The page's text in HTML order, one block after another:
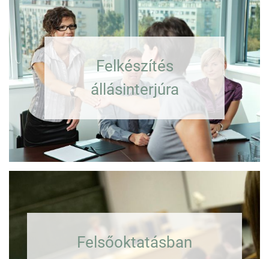
Felkészítés
állásinterjúra
Felsőoktatásban